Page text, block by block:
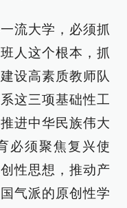
流大学，必须抓
人这个根本，抓
设高素质教师队
这三项基础性工
进中华民族伟大
必须聚焦复兴使
性思想，推动产
气派的原创性学